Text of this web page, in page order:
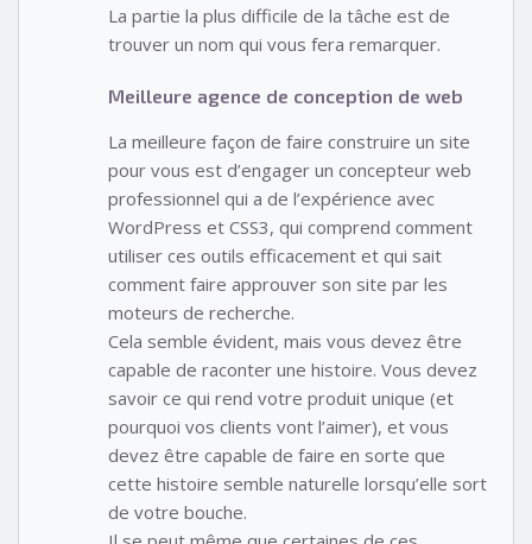
La partie la plus difficile de la tâche est de
trouver un nom qui vous fera remarquer.
Meilleure agence de conception de web
La meilleure façon de faire construire un site
pour vous est d’engager un concepteur web
professionnel qui a de l’expérience avec
WordPress et CSS3, qui comprend comment
utiliser ces outils efficacement et qui sait
comment faire approuver son site par les
moteurs de recherche.
Cela semble évident, mais vous devez être
capable de raconter une histoire. Vous devez
savoir ce qui rend votre produit unique (et
pourquoi vos clients vont l’aimer), et vous
devez être capable de faire en sorte que
cette histoire semble naturelle lorsqu’elle sort
de votre bouche.